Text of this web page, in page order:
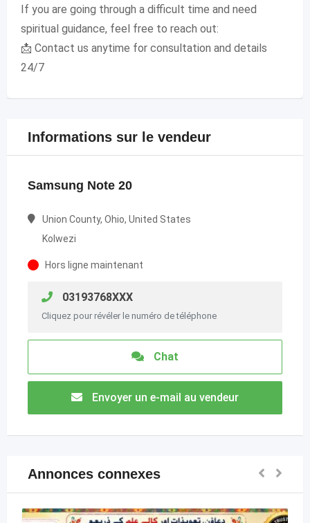
If you are going through a difficult time and need
spiritual guidance, feel free to reach out:
📩 Contact us anytime for consultation and details
24/7
Informations sur le vendeur
Samsung Note 20
Union County, Ohio, United States
Kolwezi
Hors ligne maintenant
03193768XXX
Cliquez pour révéler le numéro de téléphone
Chat
Envoyer un e-mail au vendeur
Annonces connexes